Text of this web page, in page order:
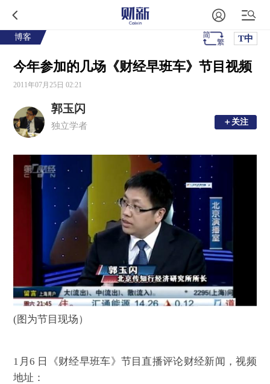
博客 T中
今年参加的几场《财经早班车》节目视频
2011年07月25日 02:21
郭玉闪
独立学者 ＋关注
＋关注
(图为节目现场）
1月6 日《财经早班车》节目直播评论财经新闻，视频
地址：